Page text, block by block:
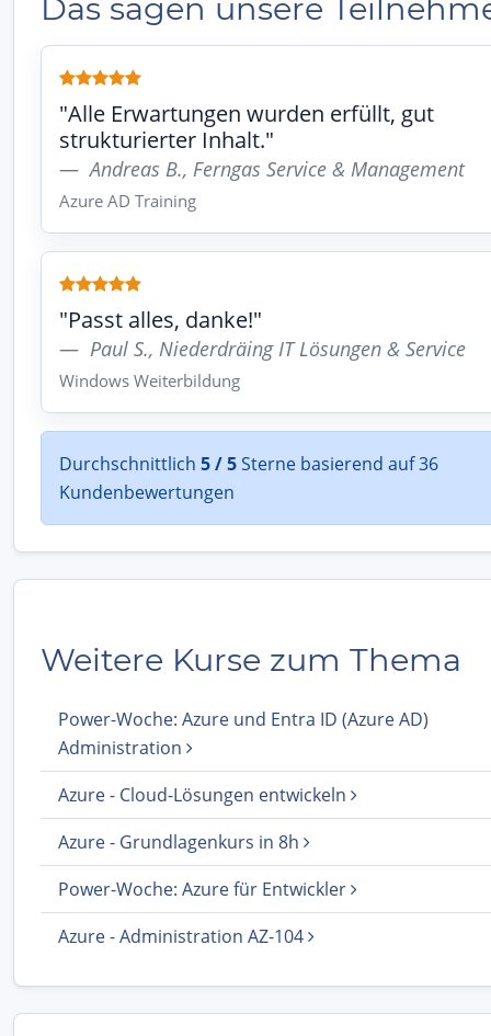
Das sagen unsere
"Alle Erwartungen wurden erfüllt, gut
strukturierter Inhalt."
Andreas B., Ferngas Service & Management
Azure AD Training
"Passt alles, danke!"
Paul S., Niederdräing IT Lösungen & Service
Windows Weiterbildung
Durchschnittlich 5 / 5Sterne basierend auf 36
Kundenbewertungen
Weitere Kurse zum Thema
Power-Woche: Azure und Entra ID (Azure AD)
Administration
Azure - Cloud-Lösungen entwickeln
Azure - Grundlagenkurs in 8h
Power-Woche: Azure für Entwickler
Azure - Administration AZ-104